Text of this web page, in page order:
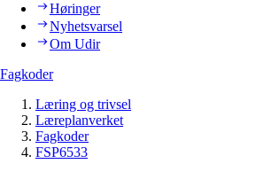
Høringer
Nyhetsvarsel
Om Udir
Fagkoder
Læring og trivsel
Læreplanverket
Fagkoder
FSP6533